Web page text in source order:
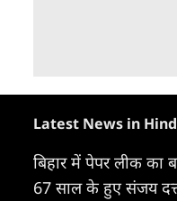
Latest News in
बिहार में पेपर लीक का
67 साल के हुए संजय